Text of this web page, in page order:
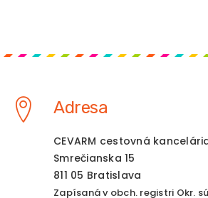
Adresa
CEVARM cestovná
Smrečianska 15
811 05 Bratislava
Zapísaná v obch. registri Okr.